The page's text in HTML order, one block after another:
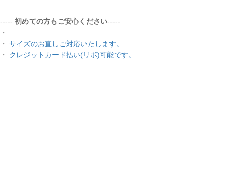
----- 初めての方もご安心ください-----
・
・ サイズのお直しご対応いたします。
・ クレジットカード払い(リボ)可能です。